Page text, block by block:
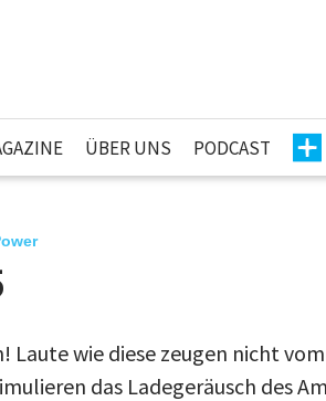
ÜBER UNS PODCAST
Laute wie diese zeugen nicht
das Ladegeräusch des